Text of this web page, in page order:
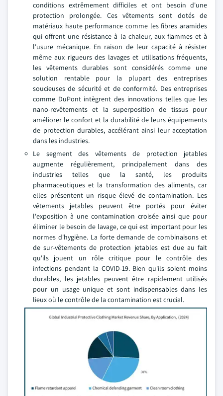
conditions extrêmement difficiles et ont besoin d'une
protection prolongée. Ces vêtements sont dotés de
matériaux haute performance comme les fibres aramides
qui offrent une résistance à la chaleur, aux flammes et à
l'usure mécanique. En raison de leur capacité à résister
même aux rigueurs des lavages et utilisations fréquents,
les vêtements durables sont considérés comme une
solution rentable pour la plupart des entreprises
soucieuses de sécurité et de conformité. Des entreprises
comme DuPont intègrent des innovations telles que les
nano-revêtements et la superposition de tissus pour
améliorer le confort et la durabilité de leurs équipements
de protection durables, accélérant ainsi leur acceptation
dans les industries.
Le segment des vêtements de protection jetables
augmente régulièrement, principalement dans des
industries telles que la santé, les produits
pharmaceutiques et la transformation des aliments, car
elles présentent un risque élevé de contamination. Les
vêtements jetables peuvent être portés pour éviter
l'exposition à une contamination croisée ainsi que pour
éliminer le besoin de lavage, ce qui est important pour les
normes d'hygiène. La forte demande de combinaisons et
de sur-vêtements de protection jetables est due au fait
qu'ils jouent un rôle critique pour le contrôle des
infections pendant la COVID-19. Bien qu'ils soient moins
durables, les jetables peuvent être rapidement utilisés
pour un usage unique et sont indispensables dans les
lieux où le contrôle de la contamination est crucial.